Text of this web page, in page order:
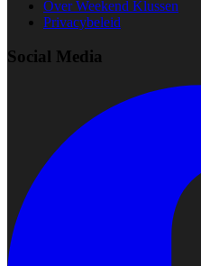
Over Weekend Klussen
Privacybeleid
Social Media